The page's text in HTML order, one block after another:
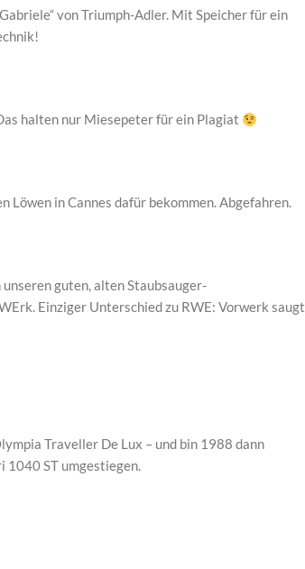
von Triumph-Adler. Mit Speicher für ein
halten nur Miesepeter für ein Plagiat
Löwen in Cannes dafür bekommen. Abgefahren.
guten, alten Staubsauger-
Einziger Unterschied zu RWE: Vorwerk saugt
Traveller De Lux – und bin 1988 dann
1040 ST umgestiegen.